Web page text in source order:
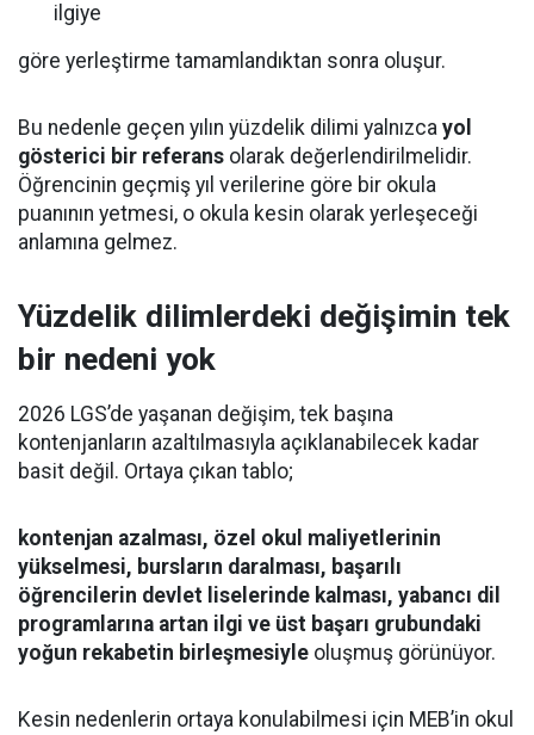
ilgiye
göre yerleştirme tamamlandıktan sonra oluşur.
Bu nedenle geçen yılın yüzdelik dilimi yalnızca yol
gösterici bir referans olarak değerlendirilmelidir.
Öğrencinin geçmiş yıl verilerine göre bir okula
puanının yetmesi, o okula kesin olarak yerleşeceği
anlamına gelmez.
Yüzdelik dilimlerdeki değişimin tek
bir nedeni yok
2026 LGS’de yaşanan değişim, tek başına
kontenjanların azaltılmasıyla açıklanabilecek kadar
basit değil. Ortaya çıkan tablo;
kontenjan azalması, özel okul maliyetlerinin
yükselmesi, bursların daralması, başarılı
öğrencilerin devlet liselerinde kalması, yabancı dil
programlarına artan ilgi ve üst başarı grubundaki
yoğun rekabetin birleşmesiyle oluşmuş görünüyor.
Kesin nedenlerin ortaya konulabilmesi için MEB’in okul